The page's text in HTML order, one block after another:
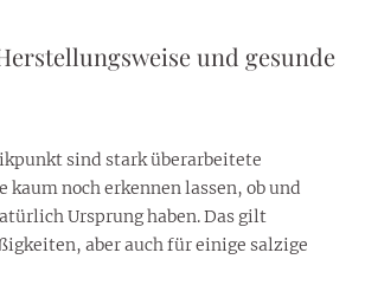
und gesunde
sind stark überarbeitete
noch erkennen lassen, ob und
Ursprung haben. Das gilt
aber auch für einige salzige